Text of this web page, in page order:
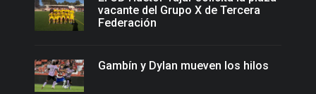
vacante del Grupo X de Tercera
Federación
Gambín y Dylan mueven los hilos